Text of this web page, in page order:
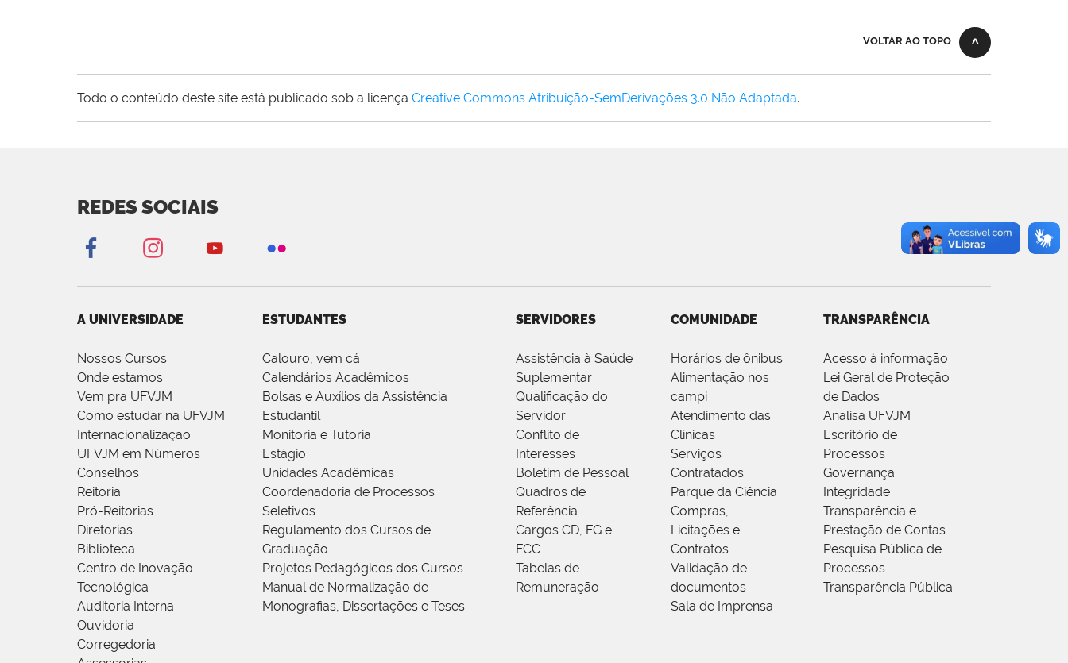
VOLTAR AO TOPO
Todo o conteúdo deste site está publicado sob a licença Creative Commons Atribuição-SemDerivações 3.0 Não Adaptada.
REDES SOCIAIS
A UNIVERSIDADE
Nossos Cursos
Onde estamos
Vem pra UFVJM
Como estudar na UFVJM
Internacionalização
UFVJM em Números
Conselhos
Reitoria
Pró-Reitorias
Diretorias
Biblioteca
Centro de Inovação
Tecnológica
Auditoria Interna
Ouvidoria
Corregedoria
ESTUDANTES
Calouro, vem cá
Calendários Acadêmicos
Bolsas e Auxílios da Assistência
Estudantil
Monitoria e Tutoria
Estágio
Unidades Acadêmicas
Coordenadoria de Processos
Seletivos
Regulamento dos Cursos de
Graduação
Projetos Pedagógicos dos Cursos
Manual de Normalização de
Monografias, Dissertações e Teses
SERVIDORES
Assistência à Saúde
Suplementar
Qualificação do
Servidor
Conflito de
Interesses
Boletim de Pessoal
Quadros de
Referência
Cargos CD, FG e
FCC
Tabelas de
Remuneração
COMUNIDADE
Horários de ônibus
Alimentação nos
campi
Atendimento das
Clínicas
Serviços
Contratados
Parque da Ciência
Compras,
Licitações e
Contratos
Validação de
documentos
Sala de Imprensa
TRANSPARÊNCIA
Acesso à informação
Lei Geral de Proteção
de Dados
Analisa UFVJM
Escritório de
Processos
Governança
Integridade
Transparência e
Prestação de Contas
Pesquisa Pública de
Processos
Transparência Pública